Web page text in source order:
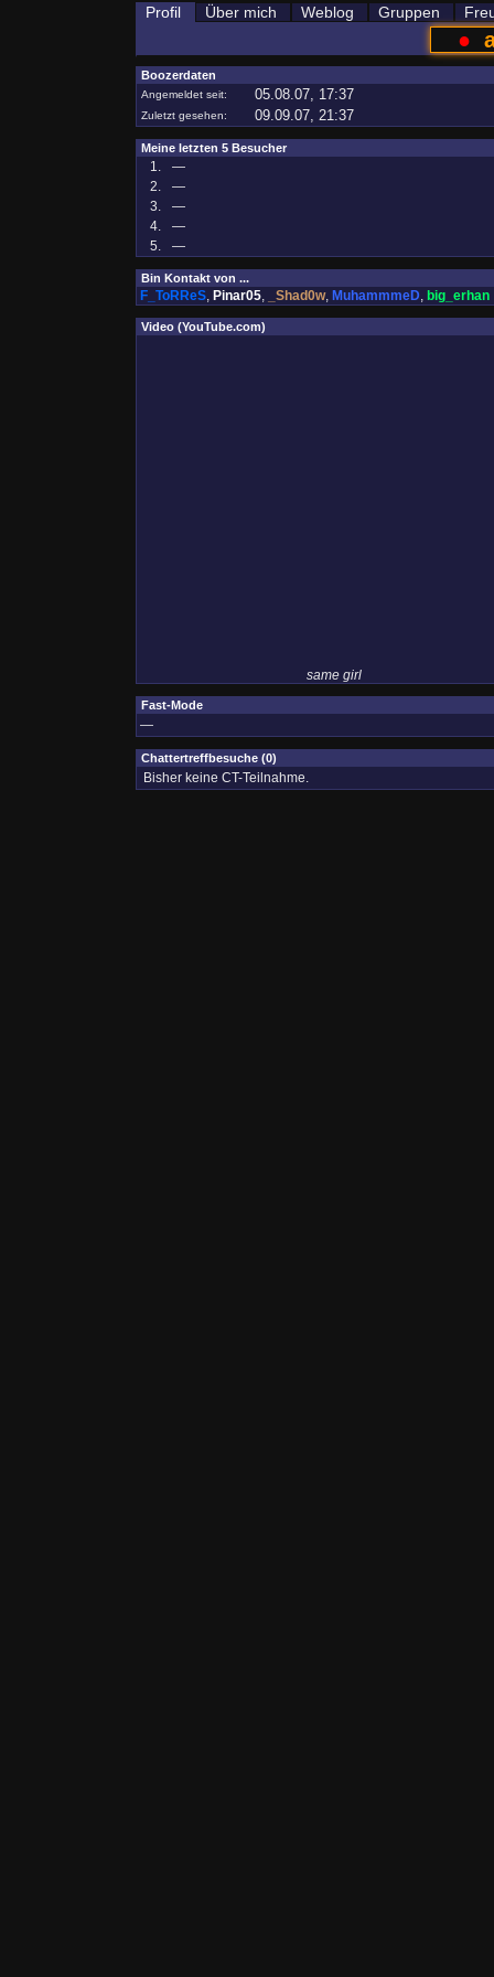
Profil Über mich Weblog Gruppen
●
Boozerdaten
Angemeldet seit: 05.08.07, 17:37
Zuletzt gesehen: 09.09.07, 21:37
Meine letzten 5 Besucher
1.
—
2.
—
3.
—
4.
—
5.
—
Bin Kontakt von ...
F_ToRReS, Pinar05, _Shad0w, MuhammmeD, big_erhan
Video (YouTube.com)
same girl
Fast-Mode
—
Chattertreffbesuche (0)
Bisher keine CT-Teilnahme.